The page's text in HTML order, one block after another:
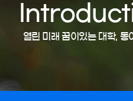
열린 미래 꿈이있는 대학, 동